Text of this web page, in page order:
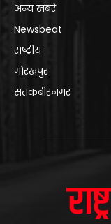
अन्य खबरे
Newsbeat
राष्ट्रीय
गोरखपुर
संतकबीरनगर